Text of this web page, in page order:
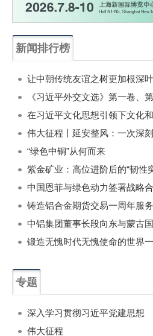
新闻排行榜
《习近平外交文选》第一卷、
“绿色中铜”从何而来
紫金矿业：高位进阶后的“韧性
中国恩菲与绿色动力签署战略
铸造铝合金期货交易一周年服
专题
深入学习贯彻习近平党建思想
伟大征程